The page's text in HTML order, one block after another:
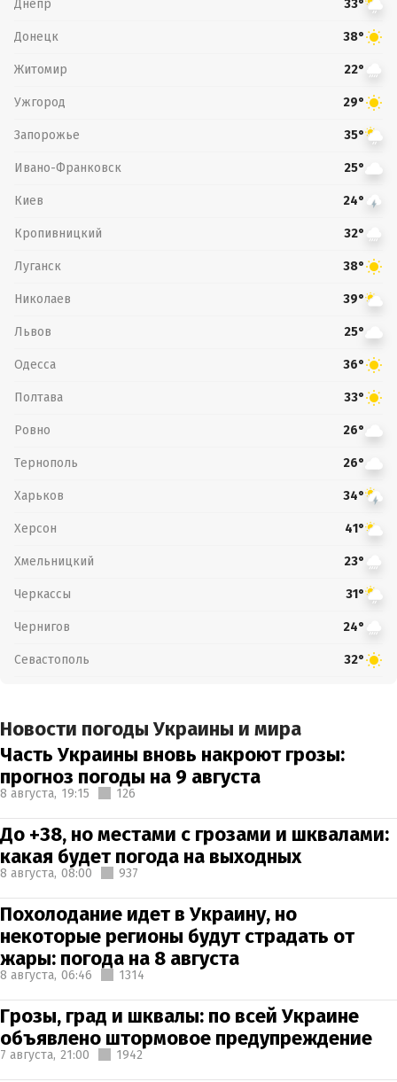
Днепр 33°
Донецк 38°
Житомир 22°
Ужгород 29°
Запорожье 35°
Ивано-Франковск 25°
Киев 24°
Кропивницкий 32°
Луганск 38°
Николаев 39°
Львов 25°
Одесса 36°
Полтава 33°
Ровно 26°
Тернополь 26°
Харьков 34°
Херсон 41°
Хмельницкий 23°
Черкассы 31°
Чернигов 24°
Севастополь 32°
Новости погоды Украины и мира
Часть Украины вновь накроют грозы:
прогноз погоды на 9 августа
8 августа, 19:15 126
До +38, но местами с грозами и шквалами:
какая будет погода на выходных
8 августа, 08:00 937
Похолодание идет в Украину, но
некоторые регионы будут страдать от
жары: погода на 8 августа
8 августа, 06:46 1314
Грозы, град и шквалы: по всей Украине
объявлено штормовое предупреждение
7 августа, 21:00 1942